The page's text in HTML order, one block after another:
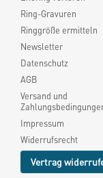
Ring-Gravuren
Ringgröße ermitteln
Newsletter
Datenschutz
AGB
Versand und
Impressum
Widerrufsrecht
Vertrag